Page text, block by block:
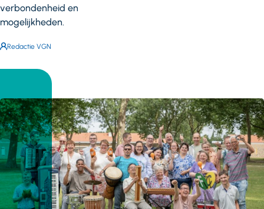
verbondenheid en
mogelijkheden.
Auteur:
Redactie VGN